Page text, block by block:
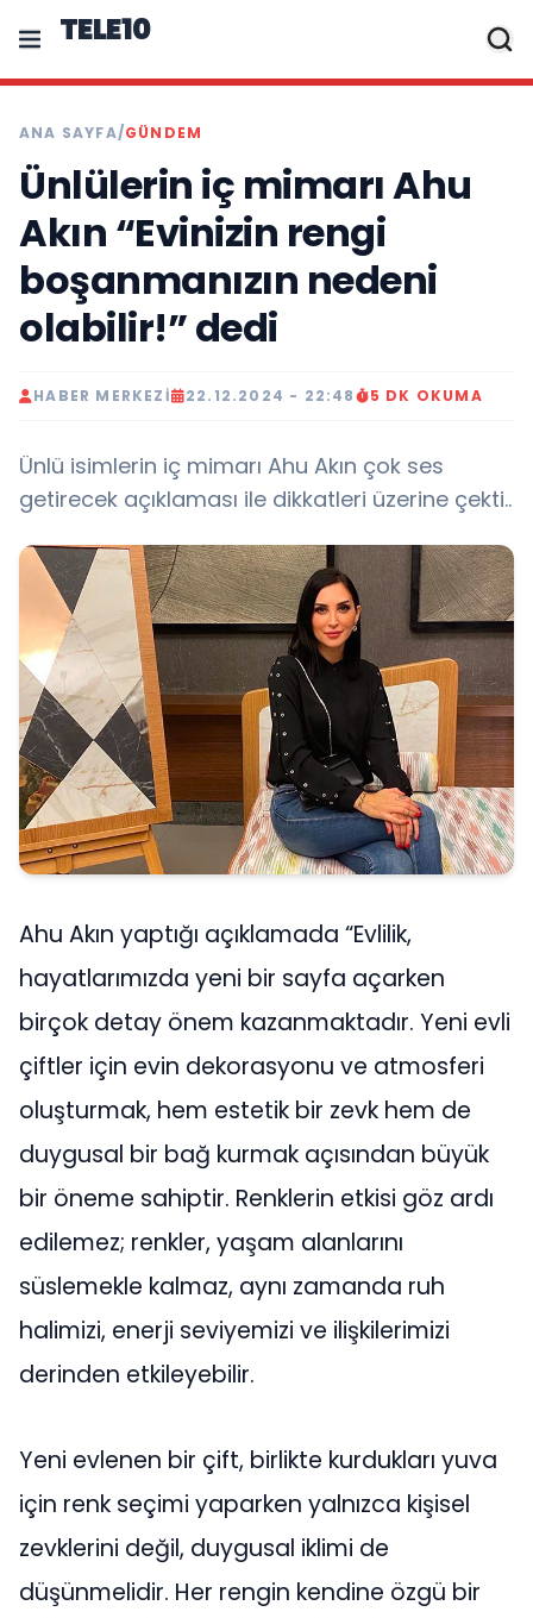
TELE10
ANA SAYFA/GÜNDEM
Ünlülerin iç mimarı Ahu
Akın “Evinizin rengi
boşanmanızın nedeni
olabilir!” dedi
HABER MERKEZI 22.12.2024 - 22:48 5 DK OKUMA
Ünlü isimlerin iç mimarı Ahu Akın çok ses
getirecek açıklaması ile dikkatleri üzerine çekti..
Ahu Akın yaptığı açıklamada “Evlilik,
hayatlarımızda yeni bir sayfa açarken
birçok detay önem kazanmaktadır. Yeni evli
çiftler için evin dekorasyonu ve atmosferi
oluşturmak, hem estetik bir zevk hem de
duygusal bir bağ kurmak açısından büyük
bir öneme sahiptir. Renklerin etkisi göz ardı
edilemez; renkler, yaşam alanlarını
süslemekle kalmaz, aynı zamanda ruh
halimizi, enerji seviyemizi ve ilişkilerimizi
derinden etkileyebilir.
Yeni evlenen bir çift, birlikte kurdukları yuva
için renk seçimi yaparken yalnızca kişisel
zevklerini değil, duygusal iklimi de
düşünmelidir. Her rengin kendine özgü bir